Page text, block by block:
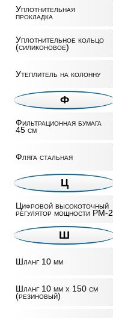
Уплотнительная
прокладка
Уплотнительное кольцо
(силиконовое)
Утеплитель на колонну
Ф
Фильтрационная бумага
45 см
Фляга стальная
Ц
Цифровой высокоточный
регулятор мощности РМ-2
Ш
Шланг 10 мм
Шланг 10 мм х 150 см
(резиновый)